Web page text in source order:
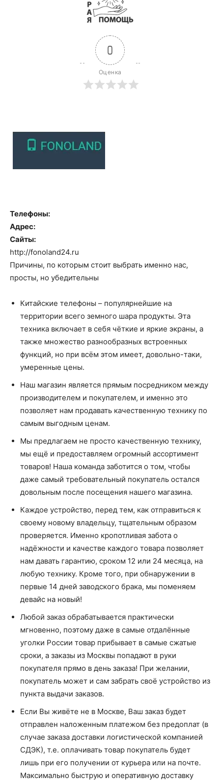
0
Оценка
Телефоны:
Адрес:
Сайты:
http://fonoland24.ru
Причины, по которым стоит выбрать именно нас,
просты, но убедительны
Китайские телефоны – популярнейшие на
территории всего земного шара продукты. Эта
техника включает в себя чёткие и яркие экраны, а
также множество разнообразных встроенных
функций, но при всём этом имеет, довольно-таки,
умеренные цены.
Наш магазин является прямым посредником между
производителем и покупателем, и именно это
позволяет нам продавать качественную технику по
самым выгодным ценам.
Мы предлагаем не просто качественную технику,
мы ещё и предоставляем огромный ассортимент
товаров! Наша команда заботится о том, чтобы
даже самый требовательный покупатель остался
довольным после посещения нашего магазина.
Каждое устройство, перед тем, как отправиться к
своему новому владельцу, тщательным образом
проверяется. Именно кропотливая забота о
надёжности и качестве каждого товара позволяет
нам давать гарантию, сроком 12 или 24 месяца, на
любую технику. Кроме того, при обнаружении в
первые 14 дней заводского брака, мы поменяем
девайс на новый!
Любой заказ обрабатывается практически
мгновенно, поэтому даже в самые отдалённые
уголки России товар прибывает в самые сжатые
сроки, а заказы из Москвы попадают в руки
покупателя прямо в день заказа! При желании,
покупатель может и сам забрать своё устройство из
пункта выдачи заказов.
Если Вы живёте не в Москве, Ваш заказ будет
отправлен наложенным платежом без предоплат (в
случае заказа доставки логистической компанией
СДЭК), т.е. оплачивать товар покупатель будет
лишь при его получении от курьера или на почте.
Максимально быструю и оперативную доставку